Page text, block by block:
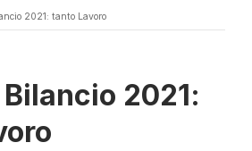
2021: tanto Lavoro
2021: